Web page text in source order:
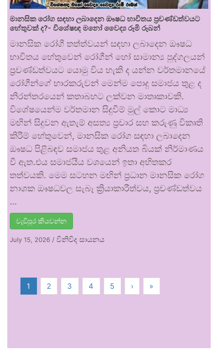
මානසික රෝග සඳහා ලබාදෙන ඖෂධ භාවිතය ප්‍රචණ්ඩත්වයට
හේතුවක් ද?- විශේෂඥ මනෝ වෛද්‍ය රූමි රූබන්
මානසික රෝගී තත්ත්වයන් සඳහා ලබාදෙන ඖෂධ
භාවිතය හේතුවෙන් රෝගීන් හෝ සාමාන්‍ය පුද්ගලයන්
ප්‍රචණ්ඩත්වයට යොමු විය හැකි ද යන්න වර්තමානයේ
රෝගීන්ගේ භාරකරුවන් මෙන්ම පොදු සමාජය තුළ ද
නිරන්තරයෙන් කතාබහට ලක්වන මාතෘකාවකි.
විශේෂයෙන්ම වර්තමාන සිදුවීම් මුල් කොට මාධ්‍ය
මඟින් සිදුවන ඇතැම් අසත්‍ය ප්‍රචාර සහ කරුණු විකෘති
කිරීම් හේතුවෙන්, මානසික රෝග සඳහා ලබාදෙන
ඖෂධ පිළිබඳව සමාජය තුළ අනියත බියක් නිර්මාණය
වී ඇත.එය සමාජයීය වශයෙන් ඉතා අහිතකර
තත්වයකි. මෙම සටහන මඟින් ප්‍රධාන මානසික රෝග
නාශක ඖෂධවල සැබෑ ක්‍රියාකාරීත්වය, ප්‍රචණ්ඩත්වය
…
වැඩිපුර කියවන්න
July 15, 2026 / විනිවිද සායනය
1 2 3 4 5 › »